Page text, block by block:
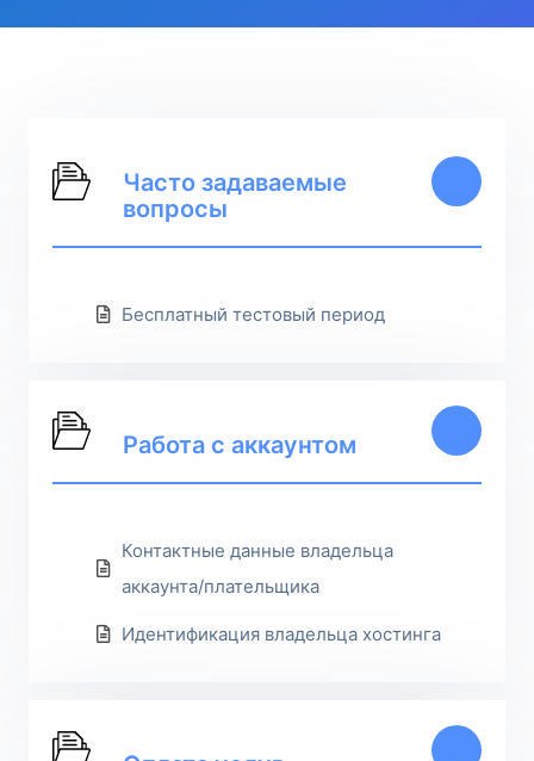
Часто задаваемые
вопросы
Бесплатный тестовый период
Работа с аккаунтом
Контактные данные владельца
аккаунта/плательщика
Идентификация владельца хостинга